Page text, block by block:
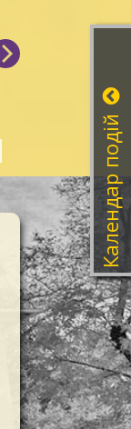
14.06.2026
Іван Миколайчук –
українськогоКалендар подій